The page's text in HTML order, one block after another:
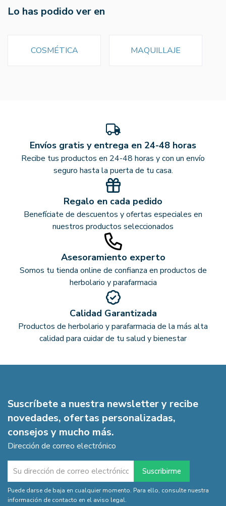
Lo has podido ver en
COSMÉTICA MAQUILLAJE
Envíos gratis y entrega en 24-48 horas
Recibe tus productos en 24-48 horas y con un envío
seguro hasta la puerta de tu casa.
Regalo en cada pedido
Benefíciate de descuentos y ofertas especiales en
nuestros productos seleccionados
Asesoramiento experto
Somos tu tienda online de confianza en productos de
herbolario y parafarmacia
Calidad Garantizada
Productos de herbolario y parafarmacia de la más alta
calidad para cuidar de tu salud y bienestar
Suscríbete a nuestra newsletter y recibe
novedades, ofertas personalizadas,
consejos y mucho más.
Dirección de correo electrónico
Puede darse de baja en cualquier momento. Para ello, consulte nuestra
información de contacto en el aviso legal.